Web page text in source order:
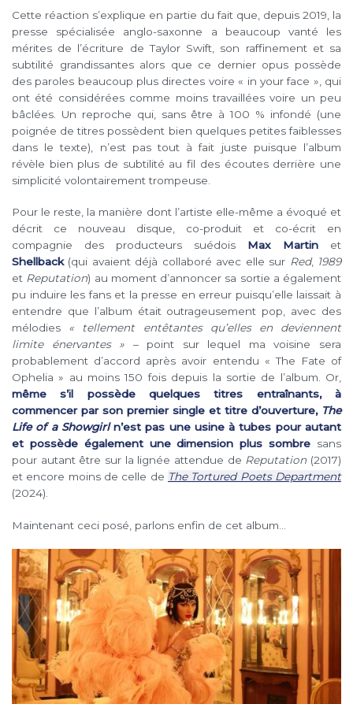
Cette réaction s’explique en partie du fait que, depuis 2019, la
presse spécialisée anglo-saxonne a beaucoup vanté les
mérites de l’écriture de Taylor Swift, son raffinement et sa
subtilité grandissantes alors que ce dernier opus possède
des paroles beaucoup plus directes voire « in your face », qui
ont été considérées comme moins travaillées voire un peu
bâclées. Un reproche qui, sans être à 100 % infondé (une
poignée de titres possèdent bien quelques petites faiblesses
dans le texte), n’est pas tout à fait juste puisque l’album
révèle bien plus de subtilité au fil des écoutes derrière une
simplicité volontairement trompeuse.
Pour le reste, la manière dont l’artiste elle-même a évoqué et
décrit ce nouveau disque, co-produit et co-écrit en
compagnie des producteurs suédois Max Martin et
Shellback(qui avaient déjà collaboré avec elle sur Red, 1989
et Reputation) au moment d’annoncer sa sortie a également
pu induire les fans et la presse en erreur puisqu’elle laissait à
entendre que l’album était outrageusement pop, avec des
mélodies « tellement entêtantes qu’elles en deviennent
limite énervantes » – point sur lequel ma voisine sera
probablement d’accord après avoir entendu « The Fate of
Ophelia » au moins 150 fois depuis la sortie de l’album. Or,
même s’il possède quelques titres entraînants, à
commencer par son premier single et titre d’ouverture, The
Life of a Showgirln’est pas une usine à tubes pour autant
et possède également une dimension plus sombre sans
pour autant être sur la lignée attendue de Reputation (2017)
et encore moins de celle de The Tortured Poets Department
(2024).
Maintenant ceci posé, parlons enfin de cet album…